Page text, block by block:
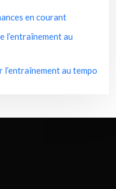
en courant
l’entraînement au
l’entraînement au tempo